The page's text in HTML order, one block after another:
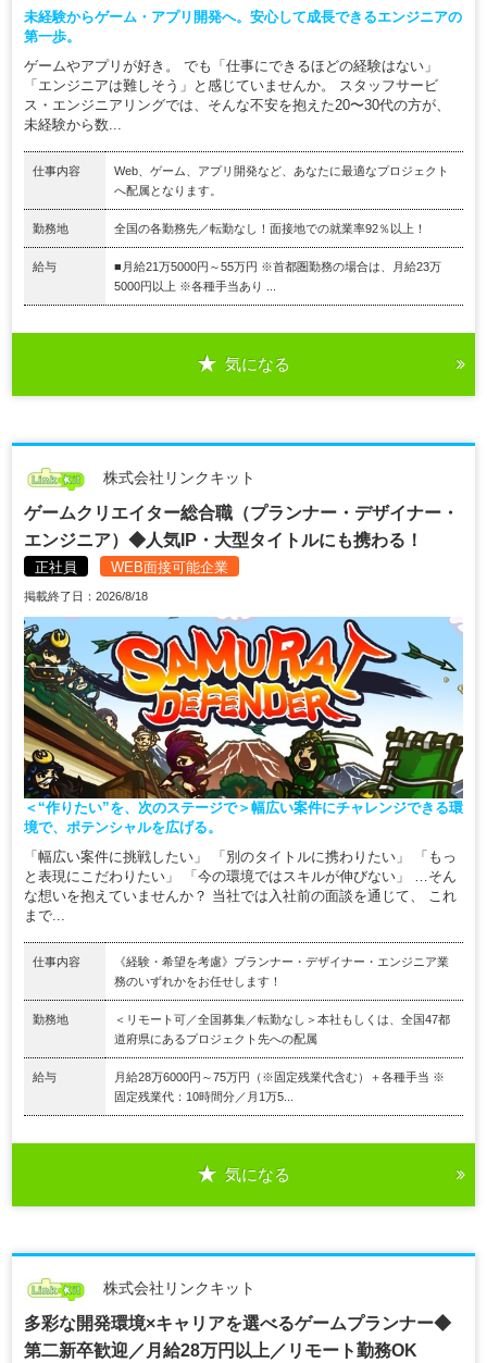
未経験からゲーム・アプリ開発へ。安心して成長できるエンジニアの
第一歩。
ゲームやアプリが好き。 でも「仕事にできるほどの経験はない」
「エンジニアは難しそう」と感じていませんか。 スタッフサービ
ス・エンジニアリングでは、そんな不安を抱えた20〜30代の方が、
未経験から数...
仕事内容
Web、ゲーム、アプリ開発など、あなたに最適なプロジェクト
へ配属となります。
勤務地 全国の各勤務先／転勤なし！面接地での就業率92％以上！
給与
■月給21万5000円～55万円 ※首都圏勤務の場合は、月給23万
5000円以上 ※各種手当あり ...
気になる
株式会社リンクキット
ゲームクリエイター総合職（プランナー・デザイナー・
エンジニア）◆人気IP・大型タイトルにも携わる！
正社員 WEB面接可能企業
掲載終了日：2026/8/18
＜“作りたい”を、次のステージで＞幅広い案件にチャレンジできる環
境で、ポテンシャルを広げる。
「幅広い案件に挑戦したい」 「別のタイトルに携わりたい」 「もっ
と表現にこだわりたい」 「今の環境ではスキルが伸びない」 …そん
な想いを抱えていませんか？ 当社では入社前の面談を通じて、 これ
まで...
仕事内容
《経験・希望を考慮》プランナー・デザイナー・エンジニア業
務のいずれかをお任せします！
勤務地
＜リモート可／全国募集／転勤なし＞本社もしくは、全国47都
道府県にあるプロジェクト先への配属
給与
月給28万6000円～75万円（※固定残業代含む）＋各種手当 ※
固定残業代：10時間分／月1万5...
気になる
株式会社リンクキット
多彩な開発環境×キャリアを選べるゲームプランナー◆
第二新卒歓迎／月給28万円以上／リモート勤務OK